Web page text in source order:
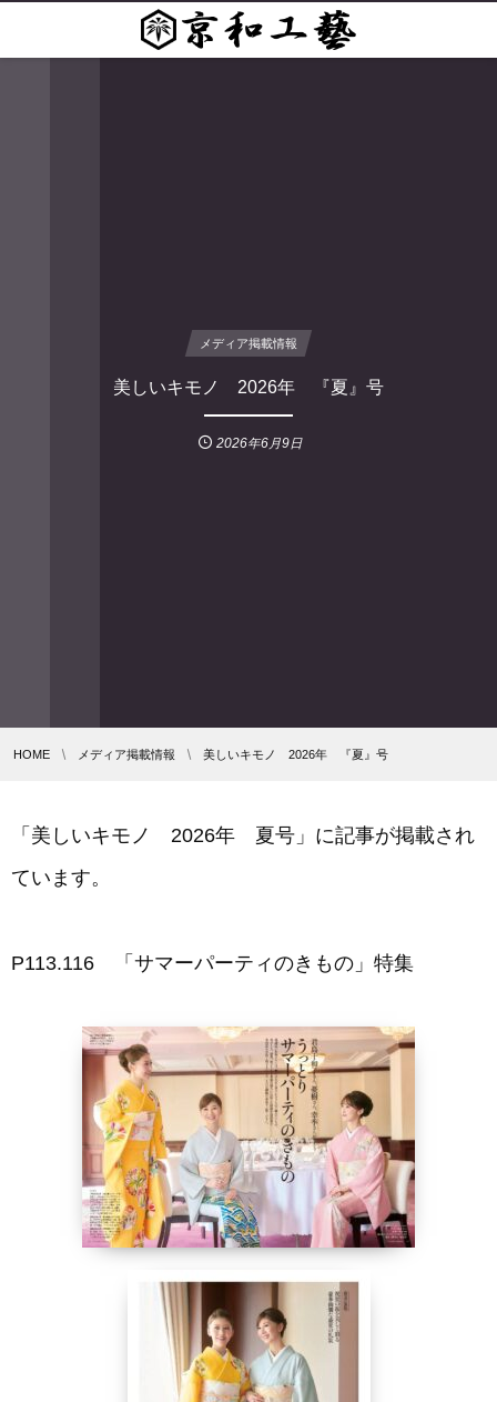
メディア掲載情報
美しいキモノ 2026年 『夏』号
2026年6月9日
HOME メディア掲載情報 美しいキモノ 2026年 『夏』号
「美しいキモノ 2026年 夏号」に記事が掲載され
ています。
P113.116 「サマーパーティのきもの」特集